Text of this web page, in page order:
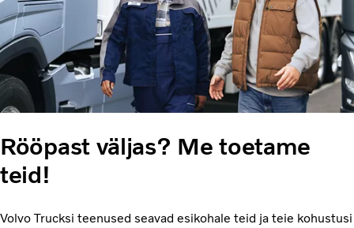
Rööpast väljas? Me toetame
teid!
Volvo Trucksi teenused seavad esikohale teid ja teie kohustusi